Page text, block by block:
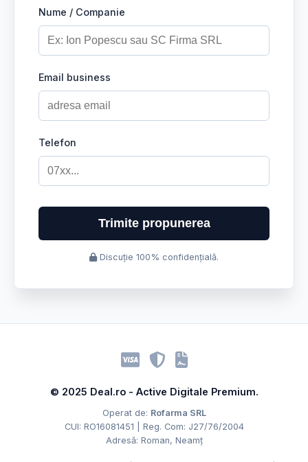
Nume / Companie
Email business
Telefon
Trimite propunerea
Discuție 100% confidențială.
© 2025 Deal.ro - Active Digitale Premium.
Operat de: Rofarma SRL
CUI: RO16081451 | Reg. Com: J27/76/2004
Adresă: Roman, Neamț